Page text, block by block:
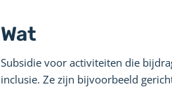
Wat
Subsidie voor activiteiten die
inclusie. Ze zijn bijvoorbeeld